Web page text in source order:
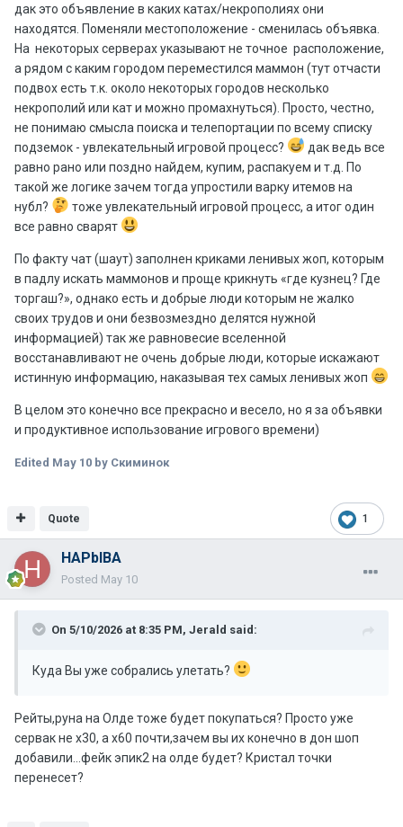
дак это объявление в каких катах/некрополиях они
находятся. Поменяли местоположение - сменилась объявка.
На некоторых серверах указывают не точное расположение,
а рядом с каким городом переместился маммон (тут отчасти
подвох есть т.к. около некоторых городов несколько
некрополий или кат и можно промахнуться). Просто, честно,
не понимаю смысла поиска и телепортации по всему списку
подземок - увлекательный игровой процесс?
дак ведь все
равно рано или поздно найдем, купим, распакуем и т.д. По
такой же логике зачем тогда упростили варку итемов на
нубл?
тоже увлекательный игровой процесс, а итог один
все равно сварят
По факту чат (шаут) заполнен криками ленивых жоп, которым
в падлу искать маммонов и проще крикнуть «где кузнец? Где
торгаш?», однако есть и добрые люди которым не жалко
своих трудов и они безвозмездно делятся нужной
информацией) так же равновесие вселенной
восстанавливают не очень добрые люди, которые искажают
истинную информацию, наказывая тех самых ленивых жоп
В целом это конечно все прекрасно и весело, но я за объявки
и продуктивное использование игрового времени)
Edited May 10 by Скиминок
1
Quote
HAPbIBA
Posted May 10
On 5/10/2026 at 8:35 PM, Jerald said:
Куда Вы уже собрались улетать?
Рейты,руна на Олде тоже будет покупаться? Просто уже
сервак не х30, а х60 почти,зачем вы их конечно в дон шоп
добавили...фейк эпик2 на олде будет? Кристал точки
перенесет?